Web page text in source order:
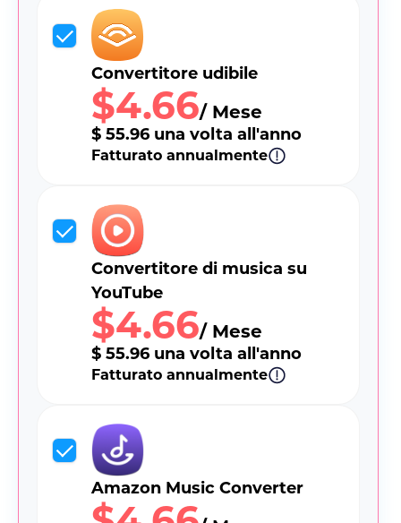
Convertitore udibile
$4.66/ Mese
$ 55.96 una volta all'anno
Fatturato annualmente
Convertitore di musica su
YouTube
$4.66/ Mese
$ 55.96 una volta all'anno
Fatturato annualmente
Amazon Music Converter